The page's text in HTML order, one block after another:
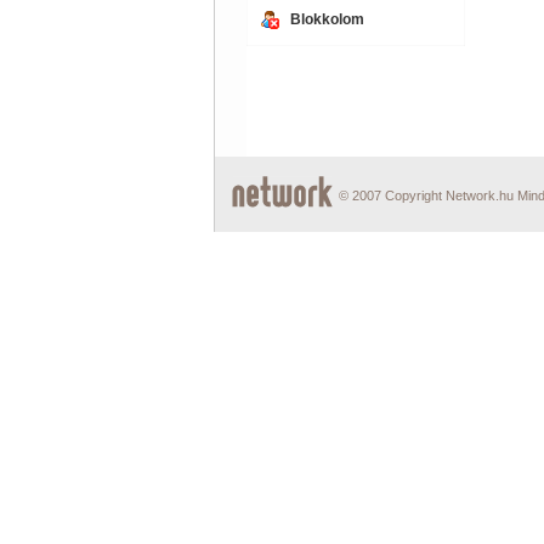
Blokkolom
© 2007 Copyright Network.hu